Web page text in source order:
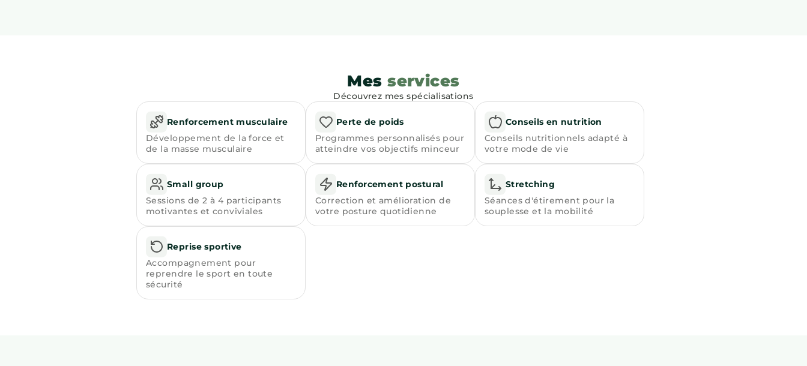
Messervices
Découvrez mes spécialisations
Renforcement musculaire
Développement de la force et
de la masse musculaire
Perte de poids
Programmes personnalisés pour
atteindre vos objectifs minceur
Conseils en nutrition
Conseils nutritionnels adapté à
votre mode de vie
Small group
Sessions de 2 à 4 participants
motivantes et conviviales
Renforcement postural
Correction et amélioration de
votre posture quotidienne
Stretching
Séances d'étirement pour la
souplesse et la mobilité
Reprise sportive
Accompagnement pour
reprendre le sport en toute
sécurité